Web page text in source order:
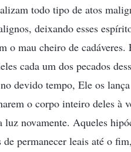
todo tipo de atos
deixando esses
o mau cheiro de
cada um dos pecados
devido tempo, Ele os
o corpo inteiro deles à
luz novamente. Aqueles
permanecer leais até o